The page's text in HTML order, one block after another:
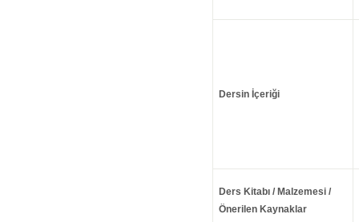
Dersin İçeriği
Ders Kitabı / Malzemesi /
Önerilen Kaynaklar